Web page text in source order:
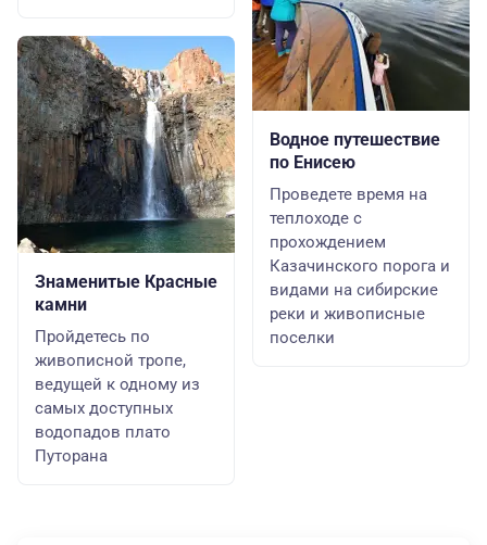
Знаменитые Красные
камни
Пройдетесь по
живописной тропе,
ведущей к одному из
самых доступных
водопадов плато
Путорана
Водное путешествие
по Енисею
Проведете время на
теплоходе с
прохождением
Казачинского порога и
видами на сибирские
реки и живописные
поселки